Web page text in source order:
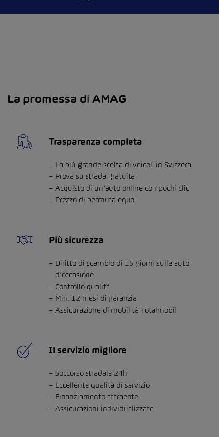
La promessa di AMAG
Trasparenza completa
La più grande scelta di veicoli in Svizzera
Prova su strada gratuita
Acquisto di un’auto online con pochi clic
Prezzo di permuta equo
Più sicurezza
Diritto di scambio di 15 giorni sulle auto
d’occasione
Controllo qualità
Min. 12 mesi di garanzia
Assicurazione di mobilità Totalmobil
Il servizio migliore
Soccorso stradale 24h
Eccellente qualità di servizio
Finanziamento attraente
Assicurazioni individualizzate